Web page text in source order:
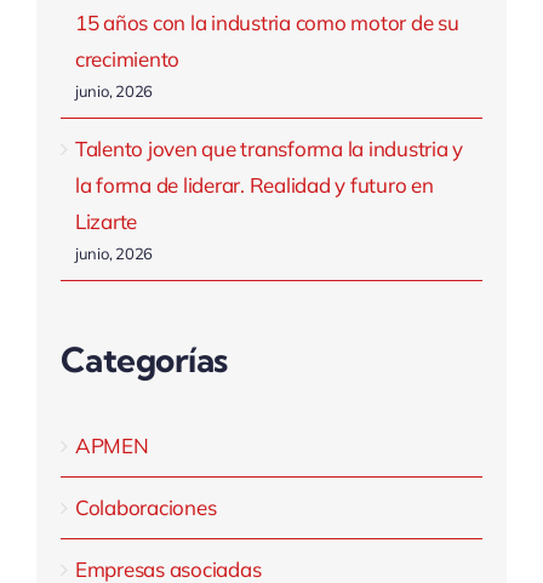
15 años con la industria como motor de su
crecimiento
junio, 2026
Talento joven que transforma la industria y
la forma de liderar. Realidad y futuro en
Lizarte
junio, 2026
Categorías
APMEN
Colaboraciones
Empresas asociadas